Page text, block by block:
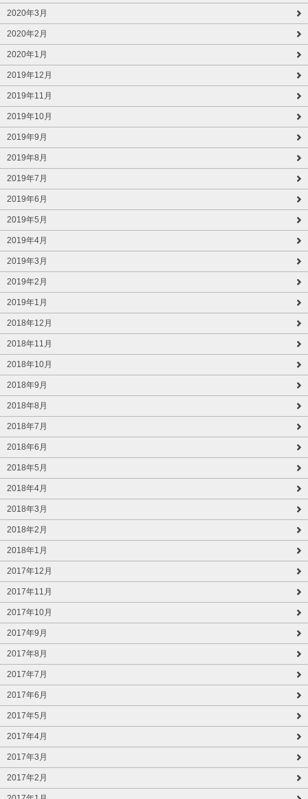
2020年3月
2020年2月
2020年1月
2019年12月
2019年11月
2019年10月
2019年9月
2019年8月
2019年7月
2019年6月
2019年5月
2019年4月
2019年3月
2019年2月
2019年1月
2018年12月
2018年11月
2018年10月
2018年9月
2018年8月
2018年7月
2018年6月
2018年5月
2018年4月
2018年3月
2018年2月
2018年1月
2017年12月
2017年11月
2017年10月
2017年9月
2017年8月
2017年7月
2017年6月
2017年5月
2017年4月
2017年3月
2017年2月